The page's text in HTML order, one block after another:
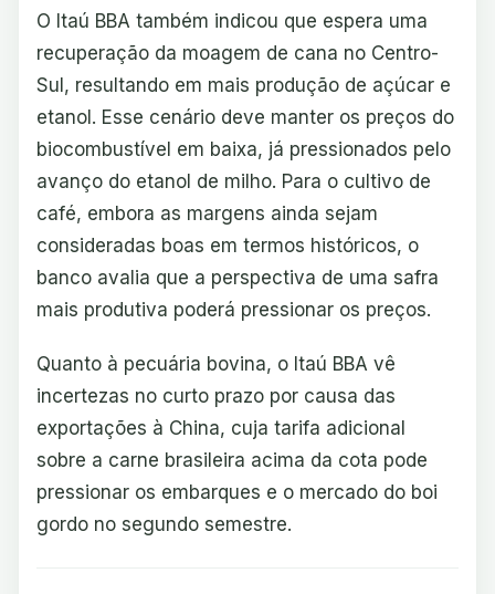
O Itaú BBA também indicou que espera uma
recuperação da moagem de cana no Centro-
Sul, resultando em mais produção de açúcar e
etanol. Esse cenário deve manter os preços do
biocombustível em baixa, já pressionados pelo
avanço do etanol de milho. Para o cultivo de
café, embora as margens ainda sejam
consideradas boas em termos históricos, o
banco avalia que a perspectiva de uma safra
mais produtiva poderá pressionar os preços.
Quanto à pecuária bovina, o Itaú BBA vê
incertezas no curto prazo por causa das
exportações à China, cuja tarifa adicional
sobre a carne brasileira acima da cota pode
pressionar os embarques e o mercado do boi
gordo no segundo semestre.